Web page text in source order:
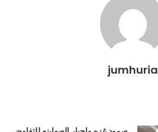
jumhuria